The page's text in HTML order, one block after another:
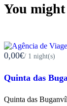
You
0,00€/ 1 night(s)
Quinta das
Quinta das